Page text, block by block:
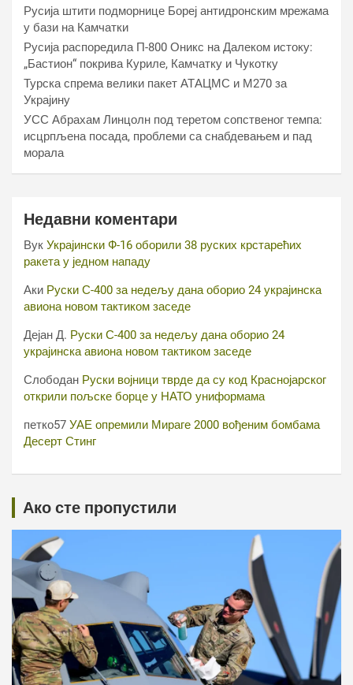
Русија штити подморнице Бореј антидронским мрежама
у бази на Камчатки
Русија распоредила П-800 Оникс на Далеком истоку:
„Бастион“ покрива Куриле, Камчатку и Чукотку
Турска спрема велики пакет АТАЦМС и М270 за
Украјину
УСС Абрахам Линцолн под теретом сопственог темпа:
исцрпљена посада, проблеми са снабдевањем и пад
морала
Недавни коментари
Вук Украјински Ф-16 оборили 38 руских крстарећих
ракета у једном нападу
Аки Руски С-400 за недељу дана оборио 24 украјинска
авиона новом тактиком заседе
Дејан Д. Руски С-400 за недељу дана оборио 24
украјинска авиона новом тактиком заседе
Слободан Руски војници тврде да су код Краснојарског
открили пољске борце у НАТО униформама
петко57 УАЕ опремили Мираге 2000 вођеним бомбама
Десерт Стинг
Ако сте пропустили